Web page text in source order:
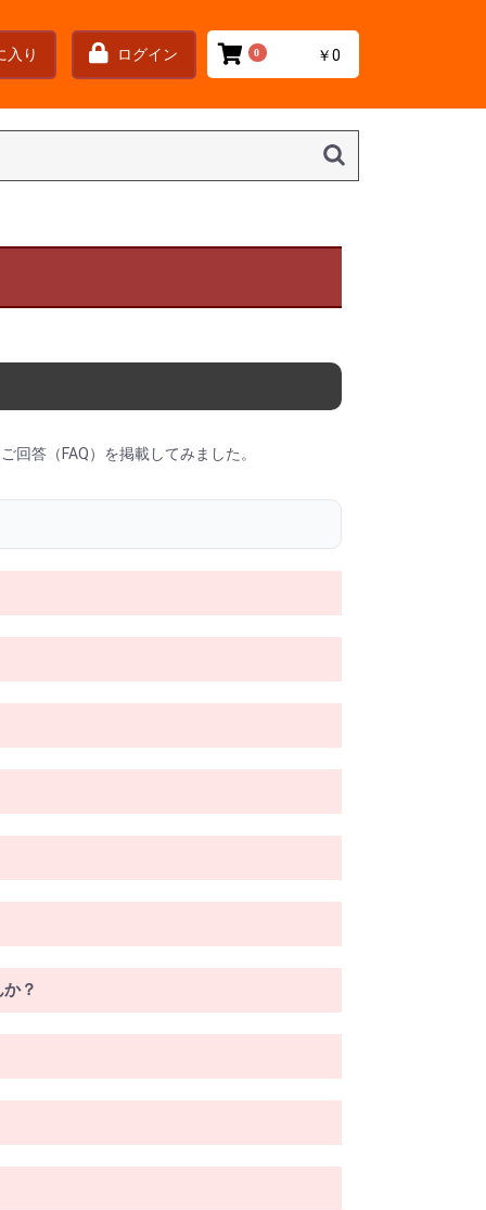
入り ログイン 0 ￥0
答（FAQ）を掲載してみました。
？